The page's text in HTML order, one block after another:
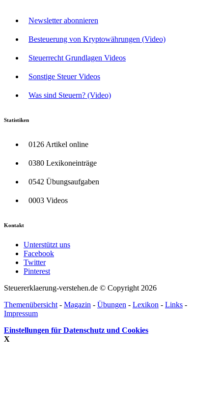
Newsletter abonnieren
Besteuerung von Kryptowährungen (Video)
Steuerrecht Grundlagen Videos
Sonstige Steuer Videos
Was sind Steuern? (Video)
Statistiken
0126 Artikel online
0380 Lexikoneinträge
0542 Übungsaufgaben
0003 Videos
Kontakt
Unterstützt uns
Facebook
Twitter
Pinterest
Steuererklaerung-verstehen.de © Copyright 2026
Themenübersicht - Magazin - Übungen - Lexikon - Links -
Impressum
Einstellungen für Datenschutz und Cookies
X